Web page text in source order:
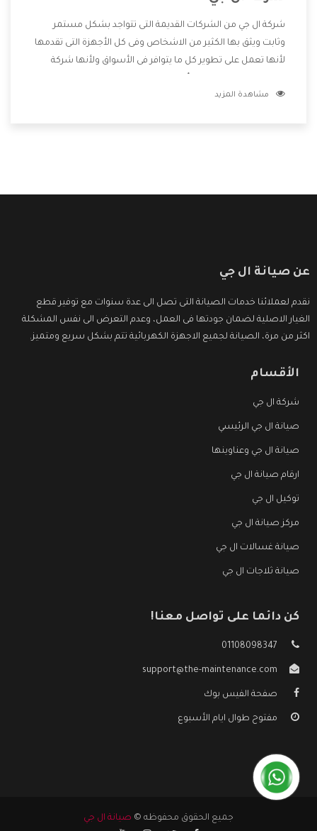
شركة ال جي من الشركات القديمة التى تتواجد بشكل مستمر
وثابت ويثق بها الكثير من الاشخاص وفى كل الأجهزة التى تقدمها
لأنها تعمل على تطوير كل ما يتوافر فى الأسواق ولأنها شركة
وتقدم للعملاء أقوى العروض والخصومات التى تسهل على
مشاهدة المزيد
عن صيانة ال جي
نقدم لعملائنا خدمات الصيانة التى تصل الى عدة سنوات مع توفير قطع
الغيار الاصلية لضمان جودتها فى العمل، وعدم التعرض الى نفس المشكلة
اكثر من مرة، الصيانة لجميع الاجهزة الكهربائية تتم بشكل سريع ومتميز.
الأقسام
شركة ال جي
صيانة ال جي الرئيسي
صيانة ال جي وعناوينها
ارقام صيانة ال جي
توكيل ال جي
مركز صيانة ال جي
صيانة غسالات ال جي
صيانة ثلاجات ال جي
كن دائما على تواصل معنا!
01108098347
support@the-maintenance.com
صفحة الفيس بوك
مفتوح طوال ايام الأسبوع
جميع الحقوق محفوظه © صيانة ال جي